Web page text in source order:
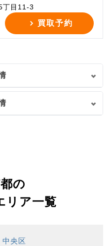
丁目11-3
買取予約
の
リア一覧
中央区